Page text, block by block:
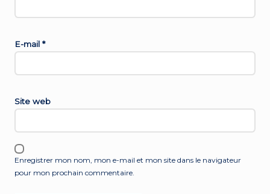
E-mail *
Site web
Enregistrer mon nom, mon e-mail et mon site dans le navigateur
pour mon prochain commentaire.